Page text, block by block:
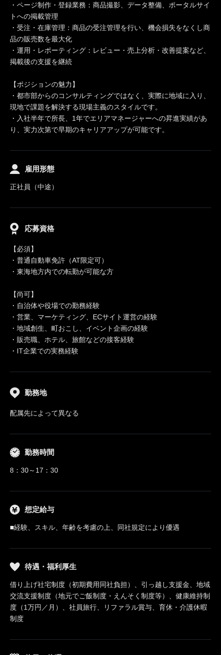
・ページ制作・登録業務：商品撮影、データ整備、ポータルサイ
トへの掲載管理
・受注・在庫管理：商品の受注管理を行い、機会損失をなくし商
品の販売数を最大化
・運用・レポーティング：レビュー・売上分析・改善提案など、
掲載後の支援を継続
【ポジションの魅力】
・都市部からのコンサルティングではなく、実際に地域に入り、
現地で課題を解決する現場主義のスタイルです。
・入社半年で所長、1年でエリアマネージャーへの昇進実績があ
り、実力次第で早期のキャリアアップが可能です。
雇用形態
正社員（中途）
応募資格
【必須】
・普通自動車免許（AT限定可）
・東海地方内での転勤が可能な方
【尚可】
・自治体や役場での勤務経験
・営業、マーケティング、ECサイト運営の経験
・地域創生、町おこし、イベント企画の経験
・販売職、ホテル、旅館などの接客経験
・IT企業での実務経験
勤務地
配属先によって異なる
勤務時間
8：30～17：30
想定給与
■経験、スキル、年齢を考慮の上、同社規定により優遇
待遇・福利厚生
借り上げ社宅制度（初期費用同社負担）、引っ越し支援金、地域
交流支援制度（地元でご飯制度・えんそく制度等）、健康維持制
度（1万円／月）、社員旅行、リファラル賞与、育休・介護休暇
制度